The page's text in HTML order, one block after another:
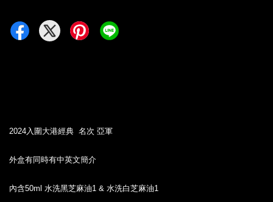
2024入圍大港經典 名次 亞軍
外盒有同時有中英文簡介
內含50ml 水洗黑芝麻油1 & 水洗白芝麻油1